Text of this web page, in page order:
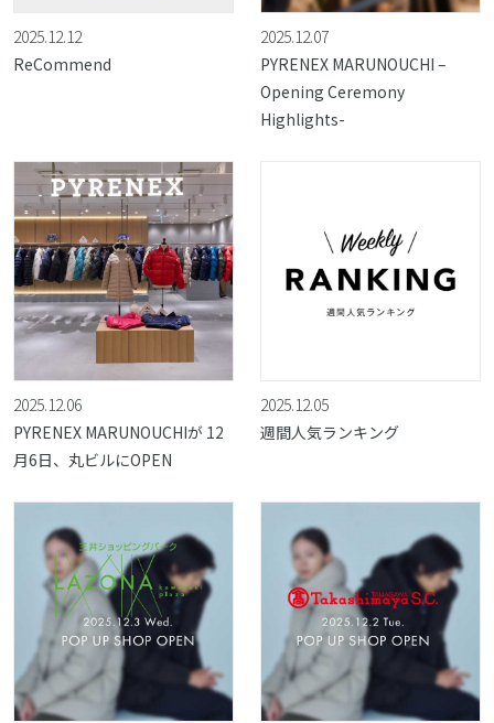
2025.12.12
ReCommend
2025.12.07
PYRENEX MARUNOUCHI –
Opening Ceremony
Highlights-
2025.12.06
PYRENEX MARUNOUCHIが 12
月6日、丸ビルにOPEN
2025.12.05
週間人気ランキング